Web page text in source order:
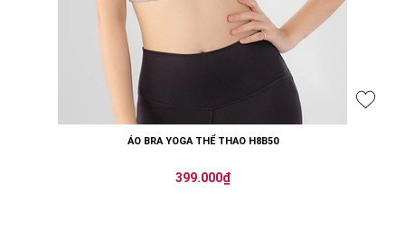
ÁO BRA YOGA THỂ THAO H8B50
399.000₫